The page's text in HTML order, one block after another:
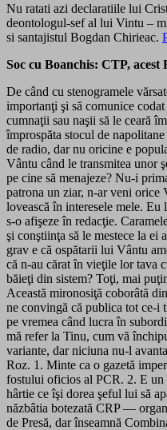
Nu ratati azi declaratiile lui
deontologul-sef al lui Vintu –
si santajistul Bogdan Chirieac.
Soc cu Boanchis: CTP,
De când cu stenogramele
importanţi şi să comunice
cumnaţii sau naşii să le ceară
împrospăta stocul de
de radio, dar nu oricine e
Vântu când le transmitea unor
pe cine să menajeze? Nu-i
patrona un ziar, n-ar veni orice
lovească în interesele mele.
s-o afişeze în redacţie.
şi conştiinţa să le mestece la ei
grav e că ospătarii lui Vântu
că n-au cărat în vieţile lor tava
băieţi din sistem? Toţi, mai
Această mironosiţă coborâtă
ne convingă că publica tot ce-i
pe vremea când lucra în
mă refer la Tinu, cum vă
variante, dar niciuna nu-l
Roz. 1. Minte ca o gazetă
fostului oficios al PCR. 2. E un
hârtie ce îşi dorea şeful lui să
năzbâtia botezată CRP —
de Presă, dar înseamnă